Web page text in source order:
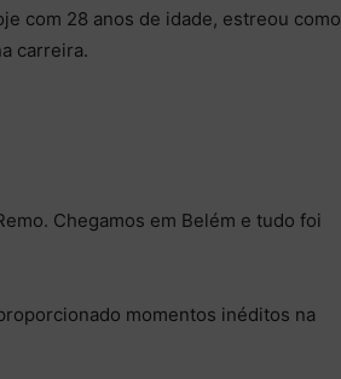
com 28 anos de idade, estreou como
carreira.
Chegamos em Belém e tudo foi
momentos inéditos na